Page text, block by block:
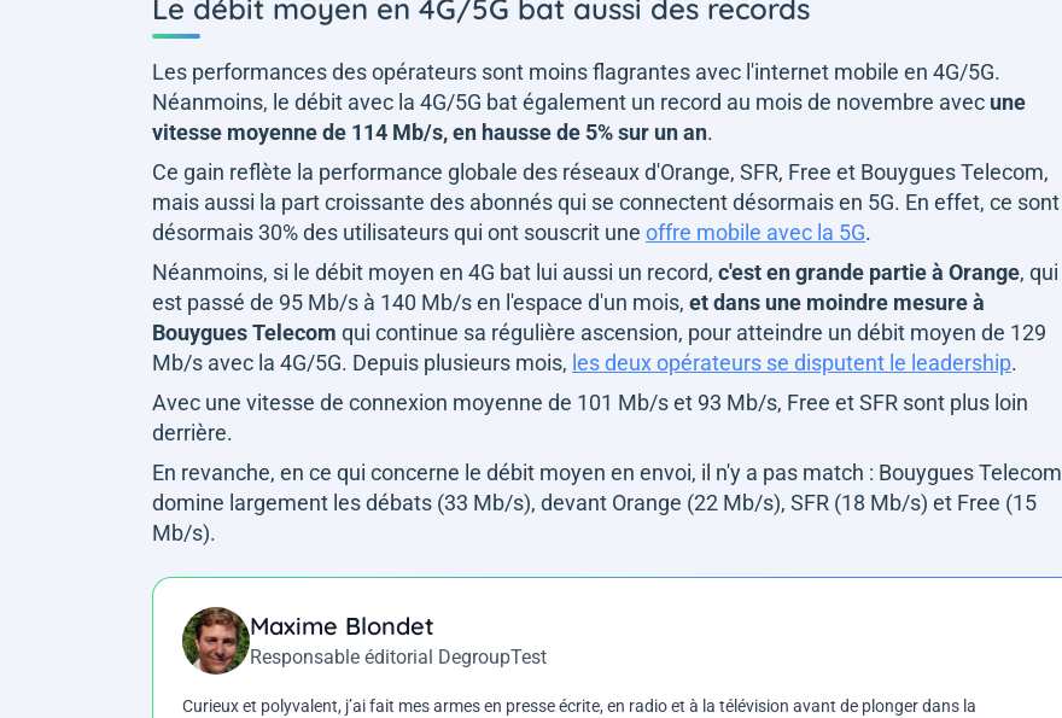
Le débit moyen en 4G/5G bat aussi des records
Les performances des opérateurs sont moins flagrantes avec l'internet mobile en 4G/5G.
Néanmoins, le débit avec la 4G/5G bat également un record au mois de novembre avec une
vitesse moyenne de 114 Mb/s, en hausse de 5% sur un an.
Ce gain reflète la performance globale des réseaux d'Orange, SFR, Free et Bouygues Telecom,
mais aussi la part croissante des abonnés qui se connectent désormais en 5G. En effet, ce sont
désormais 30% des utilisateurs qui ont souscrit une offre mobile avec la 5G.
Néanmoins, si le débit moyen en 4G bat lui aussi un record, c'est en grande partie à Orange, qui
est passé de 95 Mb/s à 140 Mb/s en l'espace d'un mois, et dans une moindre mesure à
Bouygues Telecom qui continue sa régulière ascension, pour atteindre un débit moyen de 129
Mb/s avec la 4G/5G. Depuis plusieurs mois, les deux opérateurs se disputent le leadership.
Avec une vitesse de connexion moyenne de 101 Mb/s et 93 Mb/s, Free et SFR sont plus loin
derrière.
En revanche, en ce qui concerne le débit moyen en envoi, il n'y a pas match : Bouygues Telecom
domine largement les débats (33 Mb/s), devant Orange (22 Mb/s), SFR (18 Mb/s) et Free (15
Mb/s).
Maxime Blondet
Responsable éditorial DegroupTest
Curieux et polyvalent, j’ai fait mes armes en presse écrite, en radio et à la télévision avant de plonger dans la